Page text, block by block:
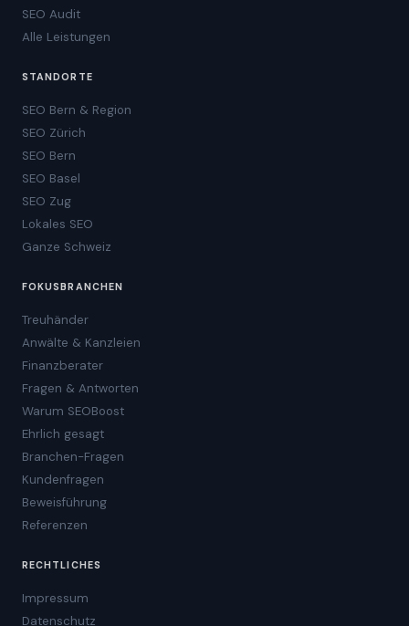
SEO Audit
Alle Leistungen
STANDORTE
SEO Bern & Region
SEO Zürich
SEO Bern
SEO Basel
SEO Zug
Lokales SEO
Ganze Schweiz
FOKUSBRANCHEN
Treuhänder
Anwälte & Kanzleien
Finanzberater
Fragen & Antworten
Warum SEOBoost
Ehrlich gesagt
Branchen-Fragen
Kundenfragen
Beweisführung
Referenzen
RECHTLICHES
Impressum
Datenschutz